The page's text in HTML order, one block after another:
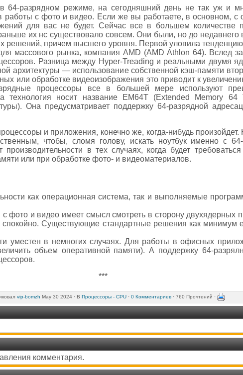
64-разрядном режиме, на сегодняшний день не так уж и
работы с фото и видео. Если же вы работаете, в основном,
для вас не будет. Сейчас все в большем количестве
их нс существовало совсем. Они были, но до недавнего
решений, причем высшего уровня. Первой уловила тенденцию
массового рынка, компания AMD (AMD Athlon 64). Вслед
Разница между Hyper-Treading и реальными двумя
архитектуры — использование собственной кэш-памяти
или обработке видеоизображения это приводит к
процессоры все в большей мере используют
носит название ЕМ64Т (Extended Memory 64
Она предусматривает поддержку 64-разрядной
и приложения, конечно же, когда-нибудь
чтобы, сломя голову, искать ноутбук именно с
производительности в тех случаях, когда будет
или при обработке фото- и видеоматериалов.
как операционная система, так и выполняемые
фото и видео имеет смысл смотреть в сторону двухядерных
спокойно. Существующие стандартные решения как минимум
уместен в немногих случаях. Для работы в офисных
объем оперативной памяти). А поддержку 64-
***
vip-bomzh May 30 2024 · В Процессоры - CPU · 0 Комментариев · 760 Прочтений ·
комментария.